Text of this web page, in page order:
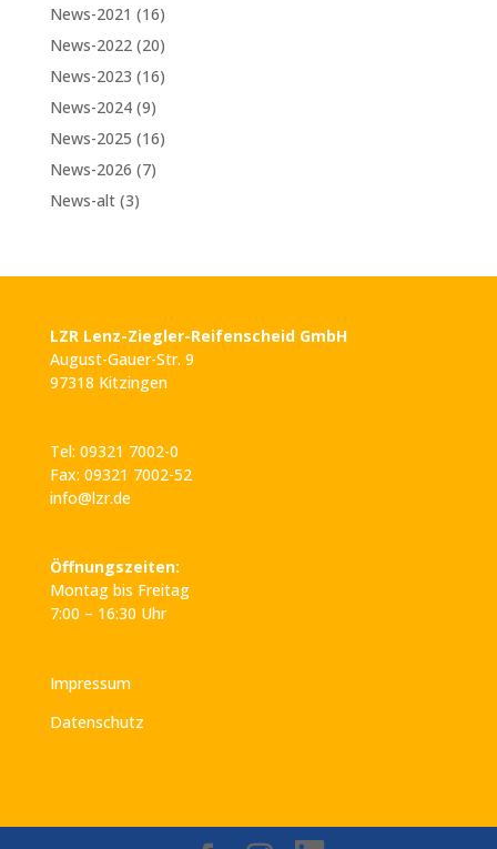
News-2021 (16)
News-2022(20)
News-2023 (16)
News-2024(9)
News-2025 (16)
News-2026 (7)
News-alt(3)
LZR Lenz-Ziegler-Reifenscheid GmbH
August-Gauer-Str. 9
97318 Kitzingen
Tel: 09321 7002-0
Fax: 09321 7002-52
info@lzr.de
Öffnungszeiten:
Montag bis Freitag
7:00 – 16:30 Uhr
Impressum
Datenschutz